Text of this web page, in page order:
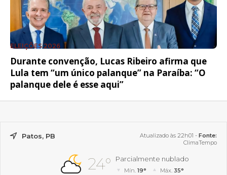
ELEIÇÕES 2026
Durante convenção, Lucas Ribeiro afirma que
Lula tem “um único palanque” na Paraíba: “O
palanque dele é esse aqui”
Patos, PB Atualizado às 22h01 - Fonte:
ClimaTempo
24° Parcialmente nublado
Mín.19° Máx. 35°